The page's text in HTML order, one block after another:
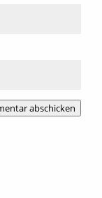
abschicken